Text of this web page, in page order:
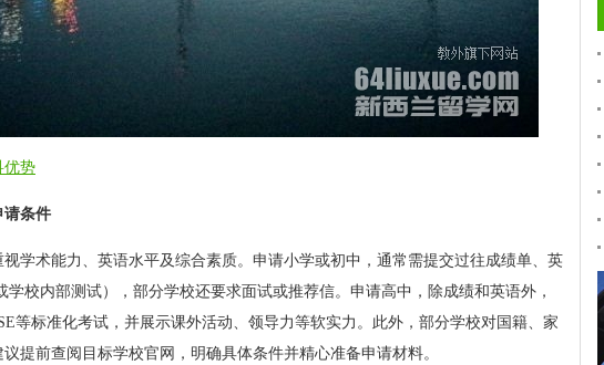
优势
请条件
学术能力、英语水平及综合素质。申请小学或初中，通常需提交过往成绩单、英
学校内部测试），部分学校还要求面试或推荐信。申请高中，除成绩和英语外，
等标准化考试，并展示课外活动、领导力等软实力。此外，部分学校对国籍、家
提前查阅目标学校官网，明确具体条件并精心准备申请材料。